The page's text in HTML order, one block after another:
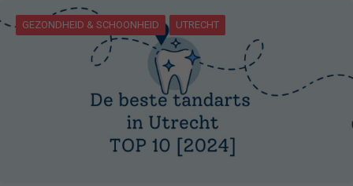
GEZONDHEID & SCHOONHEID UTRECHT